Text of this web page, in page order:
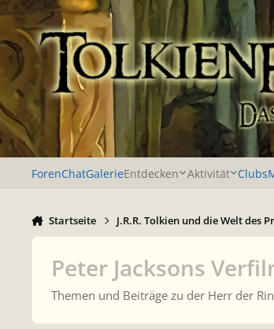
Zu Inhalt springen
ForenChatGalerieEntdecken Aktivität Clubs
Startseite J.R.R. Tolkien und die Welt des
Peter Jacksons
Themen und Beiträge zu der Herr der